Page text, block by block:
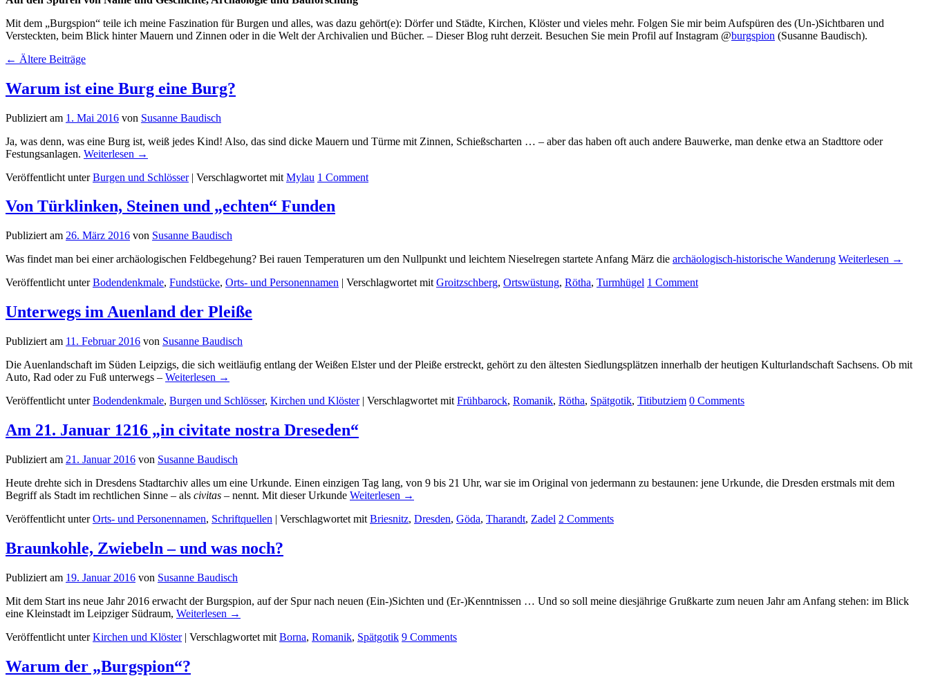
Mit dem „Burgspion“ teile ich meine Faszination für Burgen und alles, was dazu gehört(e): Dörfer und Städte, Kirchen, Klöster und vieles mehr. Folgen Sie mir beim Aufspüren des (Un-)Sichtbaren und
Versteckten, beim Blick hinter Mauern und Zinnen oder in die Welt der Archivalien und Bücher. – Dieser Blog ruht derzeit. Besuchen Sie mein Profil auf Instagram @burgspion (Susanne Baudisch).
← Ältere Beiträge
Warum ist eine Burg eine Burg?
Publiziert am 1. Mai 2016 von Susanne Baudisch
Ja, was denn, was eine Burg ist, weiß jedes Kind! Also, das sind dicke Mauern und Türme mit Zinnen, Schießscharten … – aber das haben oft auch andere Bauwerke, man denke etwa an Stadttore oder
Festungsanlagen. Weiterlesen →
Veröffentlicht unter Burgen und Schlösser | Verschlagwortet mit Mylau 1 Comment
Von Türklinken, Steinen und „echten“ Funden
Publiziert am 26. März 2016 von Susanne Baudisch
Was findet man bei einer archäologischen Feldbegehung? Bei rauen Temperaturen um den Nullpunkt und leichtem Nieselregen startete Anfang März die archäologisch-historische Wanderung Weiterlesen →
Veröffentlicht unter Bodendenkmale, Fundstücke, Orts- und Personennamen | Verschlagwortet mit Groitzschberg, Ortswüstung, Rötha, Turmhügel 1 Comment
Unterwegs im Auenland der Pleiße
Publiziert am 11. Februar 2016 von Susanne Baudisch
Die Auenlandschaft im Süden Leipzigs, die sich weitläufig entlang der Weißen Elster und der Pleiße erstreckt, gehört zu den ältesten Siedlungsplätzen innerhalb der heutigen Kulturlandschaft Sachsens. Ob mit
Auto, Rad oder zu Fuß unterwegs – Weiterlesen →
Veröffentlicht unter Bodendenkmale, Burgen und Schlösser, Kirchen und Klöster | Verschlagwortet mit Frühbarock, Romanik, Rötha, Spätgotik, Titibutziem 0 Comments
Am 21. Januar 1216 „in civitate nostra Dreseden“
Publiziert am 21. Januar 2016 von Susanne Baudisch
Heute drehte sich in Dresdens Stadtarchiv alles um eine Urkunde. Einen einzigen Tag lang, von 9 bis 21 Uhr, war sie im Original von jedermann zu bestaunen: jene Urkunde, die Dresden erstmals mit dem
Begriff als Stadt im rechtlichen Sinne – als civitas – nennt. Mit dieser Urkunde Weiterlesen →
Veröffentlicht unter Orts- und Personennamen, Schriftquellen | Verschlagwortet mit Briesnitz, Dresden, Göda, Tharandt, Zadel 2 Comments
Braunkohle, Zwiebeln – und was noch?
Publiziert am 19. Januar 2016 von Susanne Baudisch
Mit dem Start ins neue Jahr 2016 erwacht der Burgspion, auf der Spur nach neuen (Ein-)Sichten und (Er-)Kenntnissen … Und so soll meine diesjährige Grußkarte zum neuen Jahr am Anfang stehen: im Blick
eine Kleinstadt im Leipziger Südraum, Weiterlesen →
Veröffentlicht unter Kirchen und Klöster | Verschlagwortet mit Borna, Romanik, Spätgotik 9 Comments
Warum der „Burgspion“?